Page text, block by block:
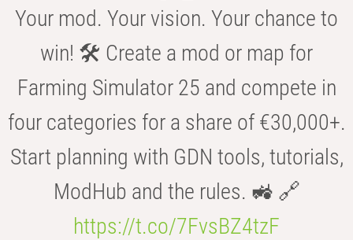
Your mod. Your vision. Your chance to
win! 🛠️ Create a mod or map for
Farming Simulator 25 and compete in
four categories for a share of €30,000+.
Start planning with GDN tools, tutorials,
ModHub and the rules. 🚜 🔗
https://t.co/7FvsBZ4tzF